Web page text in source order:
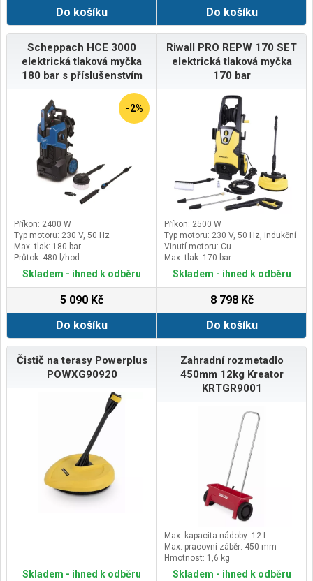
Do košíku
rozmetadlem nikdy nebyla tak
snadná a rychlá.Mezi hlavní
přednosti rotačního rozmetadla
Verdemax patří jeho robustnost a
spolehlivost při zachování nízké
hmotnosti.Rozmetadlo
VERDEMAX 2902• Rotační
• Ideální pro hnojivo, semena,
• Lisovaná plastová násypka a
• Kapacita: 15 litrů
Do košíku
Scheppach HCE 3000
elektrická tlaková myčka
180 bar s příslušenstvím
-2%
Příkon: 2400 W
Typ motoru: 230 V, 50 Hz
Max. tlak: 180 bar
Průtok: 480 l/hod
Skladem - ihned k odběru
5 090 Kč
Do košíku
Riwall PRO REPW 170 SET
elektrická tlaková myčka
170 bar
Příkon: 2500 W
Typ motoru: 230 V, 50 Hz, indukční
Vinutí motoru: Cu
Max. tlak: 170 bar
Skladem - ihned k odběru
8 798 Kč
Do košíku
Čistič na terasy Powerplus
POWXG90920
Skladem - ihned k odběru
Zahradní rozmetadlo
450mm 12kg Kreator
KRTGR9001
Max. kapacita nádoby: 12 L
Max. pracovní záběr: 450 mm
Hmotnost: 1,6 kg
Skladem - ihned k odběru